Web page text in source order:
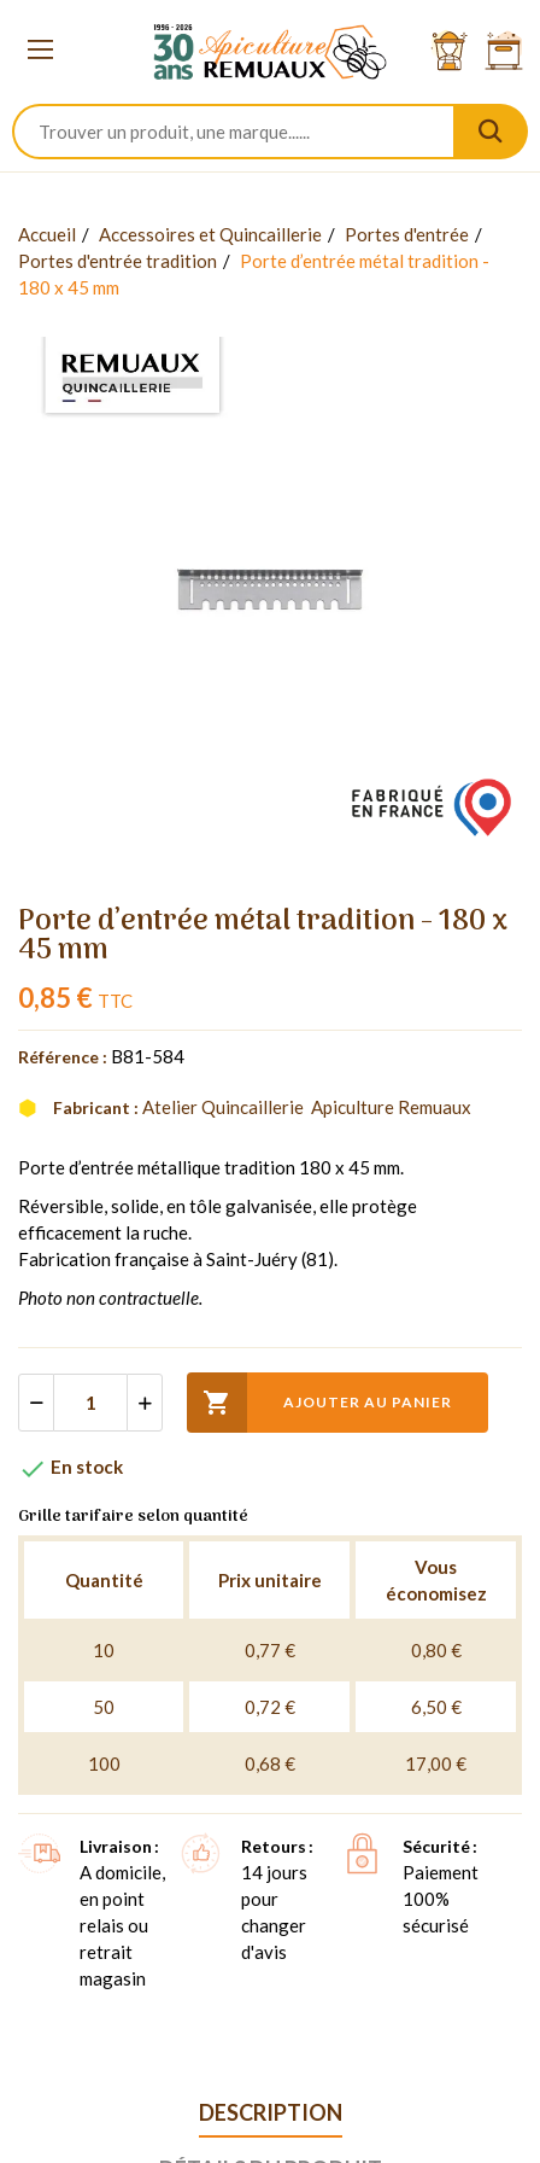
Accueil Accessoires et Quincaillerie
Portes d'entrée
Portes d'entrée tradition
Porte d’entrée métal tradition -
180 x 45 mm
Porte d’entrée métal tradition - 180 x
45 mm
0,85 € TTC
Référence : B81-584
Fabricant : Atelier Quincaillerie  Apiculture Remuaux
Porte d’entrée métallique tradition 180 x 45 mm.
Réversible, solide, en tôle galvanisée, elle protège
efficacement la ruche.
Fabrication française à Saint-Juéry (81).
Photo non contractuelle.
 AJOUTER AU PANIER
 En stock
Grille tarifaire selon quantité
Quantité Prix unitaire
Vous
économisez
10 0,77 € 0,80 €
50 0,72 € 6,50 €
100 0,68 € 17,00 €
Livraison
A domicile,
en point
relais ou
retrait
magasin
Retours
14 jours
pour
changer
d'avis
Sécurité
Paiement
100%
sécurisé
DESCRIPTION